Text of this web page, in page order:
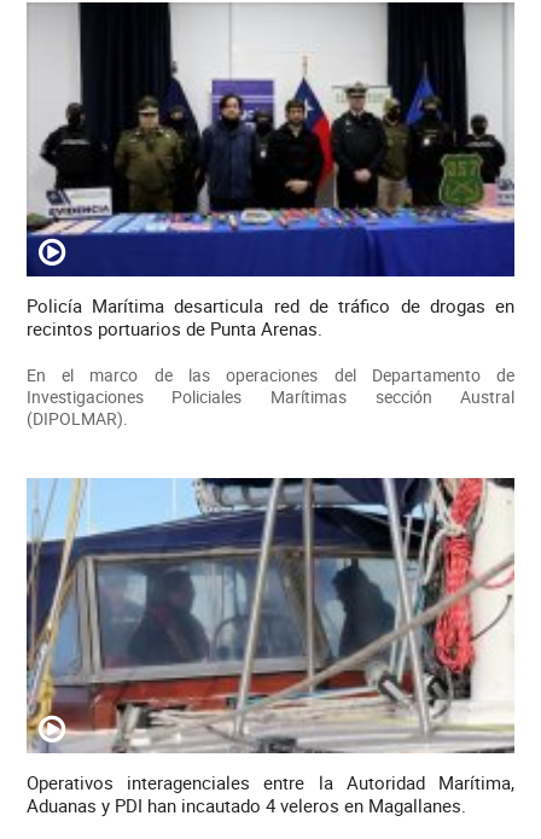
Policía Marítima desarticula red de tráfico de drogas en
recintos portuarios de Punta Arenas.
En el marco de las operaciones del Departamento de
Investigaciones Policiales Marítimas sección Austral
(DIPOLMAR).
Operativos interagenciales entre la Autoridad Marítima,
Aduanas y PDI han incautado 4 veleros en Magallanes.